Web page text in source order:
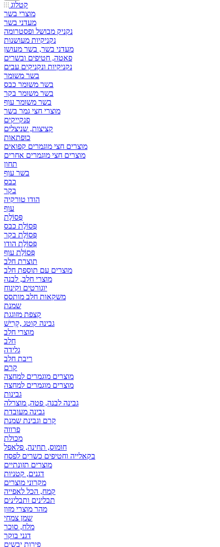
קטלוג
מוצרי בשר
מעדני בשר
נקניק מבושל ופסטרומה
נקניקיות מעושנות
מעדני בשר, בשר מעושן
פאטה, חטיפים ובשרים
נקניקיות ונקניקים עבים
בשר משומר
בשר משומר כבס
בשר משומר בקר
בשר משומר עוף
מוצרי חצי גמר בשר
פנקייקים
קציצות, שניצלים
כופתאות
מוצרים חצי מוגמרים קפואים
מוצרים חצי מוגמרים אחרים
תחון
בשר עוף
כבס
בקר
הודו טורקיה
עוף
פְּסוֹלֶת
פְּסוֹלֶת כבס
פְּסוֹלֶת בקר
פְּסוֹלֶת הודו
פְּסוֹלֶת עוף
תוצרת חלב
מוצרים עם תוספת חלב
מוצרי חלב, לבנה
יוגורטים וקינוח
משקאות חלב מותסס
שמנת
קצפת מזוגגת
גבינה קוטג ,קָרִישׁ
מוצרי חלב
חלב
גלידה
ריבת חלב
קרם
מוצרים מוגמרים למחצה
מוצרים מוגמרים למחצה
גבינות
גבינה לבנה, פטה, מוצרלה
גבינה מעובדת
קרם וגבינת שמנת
פרווה
מכולת
חומוס, תחינה, פלאפל
בקאלייה וחטיפים כשרים לפסח
מוצרים תזונתיים
דגנים, קטניות
מקרוני מוצרים
קמח, הכל לאפייה
תבלינים ותבלינים
מהר מוצרי מזון
שמן צמחי
מלח, סוכר
דגני בוקר
פירות יבשים